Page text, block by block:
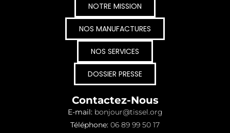
NOTRE MISSION
NOS MANUFACTURES
NOS SERVICES
DOSSIER PRESSE
Contactez-Nous
E-mail:bonjour@tissel.org
Téléphone: 06 89 99 50 17